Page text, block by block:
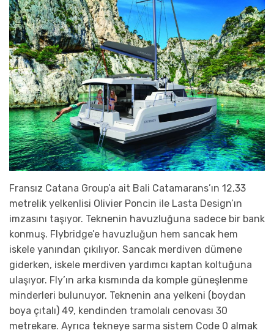
Fransız Catana Group’a ait Bali Catamarans’ın 12,33
metrelik yelkenlisi Olivier Poncin ile Lasta Design’ın
imzasını taşıyor. Teknenin havuzluğuna sadece bir bank
konmuş. Flybridge’e havuzluğun hem sancak hem
iskele yanından çıkılıyor. Sancak merdiven dümene
giderken, iskele merdiven yardımcı kaptan koltuğuna
ulaşıyor. Fly’ın arka kısmında da komple güneşlenme
minderleri bulunuyor. Teknenin ana yelkeni (boydan
boya çıtalı) 49, kendinden tramolalı cenovası 30
metrekare. Ayrıca tekneye sarma sistem Code 0 almak